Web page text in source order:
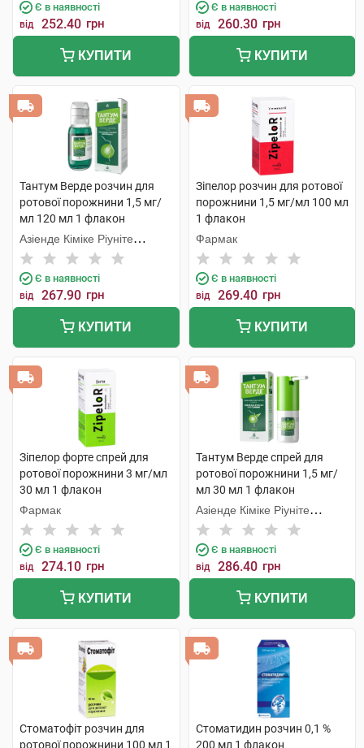
Є в наявності
від 252.40 грн
КУПИТИ
Є в наявності
від 260.30 грн
КУПИТИ
Тантум Верде розчин для
ротової порожнини 1,5 мг/
мл 120 мл 1 флакон
Азіенде Кіміке Ріуніте
Анжеліні Франческо
Є в наявності
від 267.90 грн
КУПИТИ
Зіпелор розчин для ротової
порожнини 1,5 мг/мл 100 мл
1 флакон
Фармак
Є в наявності
від 269.40 грн
КУПИТИ
Зіпелор форте спрей для
ротової порожнини 3 мг/мл
30 мл 1 флакон
Фармак
Є в наявності
від 274.10 грн
КУПИТИ
Тантум Верде спрей для
ротової порожнини 1,5 мг/
мл 30 мл 1 флакон
Азіенде Кіміке Ріуніте
Анжеліні Франческо
Є в наявності
від 286.40 грн
КУПИТИ
Стоматофіт розчин для
ротової порожнини 100 мл 1
Стоматидин розчин 0,1 %
200 мл 1 флакон